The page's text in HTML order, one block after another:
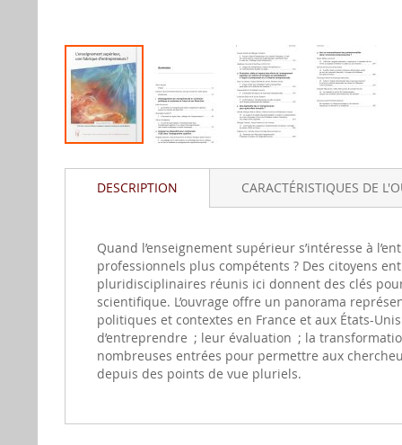
au
début
gallerie
d'image
DESCRIPTION
Quand l’enseignement supérieur s’intéresse à
professionnels plus compétents ? Des citoyens
pluridisciplinaires réunis ici donnent des clés
scientifique. L’ouvrage offre un panorama
politiques et contextes en France et aux États-
d’entreprendre ; leur évaluation ; la
nombreuses entrées pour permettre aux
depuis des points de vue pluriels.
CARACTÉRISTIQUES DE